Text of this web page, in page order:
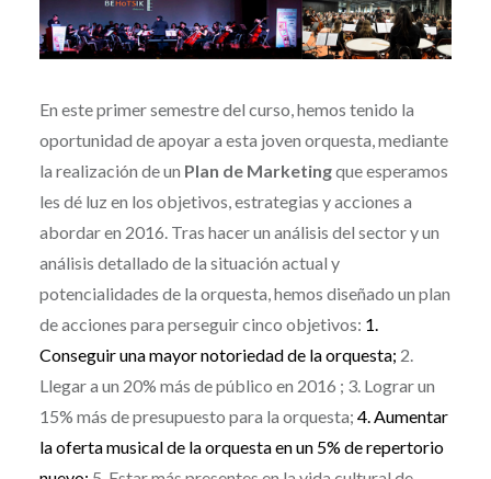
En este primer semestre del curso, hemos tenido la
oportunidad de apoyar a esta joven orquesta, mediante
la realización de un Plan de Marketingque esperamos
les dé luz en los objetivos, estrategias y acciones a
abordar en 2016. Tras hacer un análisis del sector y un
análisis detallado de la situación actual y
potencialidades de la orquesta, hemos diseñado un plan
de acciones para perseguir cinco objetivos: 1.
Conseguir una mayor notoriedadde la orquesta; 2.
Llegar a un 20% más de público en 2016 ; 3. Lograr un
15% más de presupuesto para la orquesta; 4. Aumentar
la oferta musicalde la orquesta en un 5% de repertorio